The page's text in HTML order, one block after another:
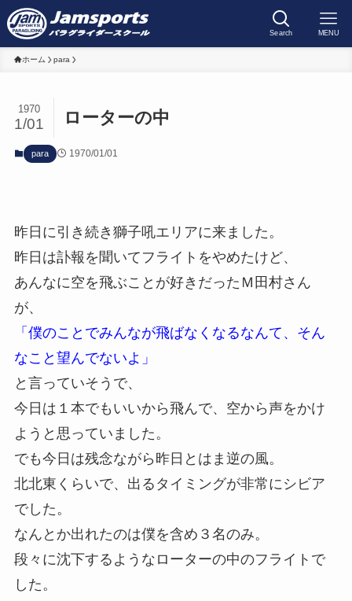
Search MENU
ホーム para
ローターの中
1970
1/01
para 1970/01/01
昨日に引き続き獅子吼エリアに来ました。
昨日は訃報を聞いてフライトをやめたけど、
あんなに空を飛ぶことが好きだったＭ田村さん
が、
「僕のことでみんなが飛ばなくなるなんて、そん
なこと望んでないよ」
と言っていそうで、
今日は１本でもいいから飛んで、空から声をかけ
ようと思っていました。
でも今日は残念ながら昨日とはま逆の風。
北北東くらいで、出るタイミングが非常にシビア
でした。
なんとか出れたのは僕を含め３名のみ。
段々に沈下するようなローターの中のフライトで
した。